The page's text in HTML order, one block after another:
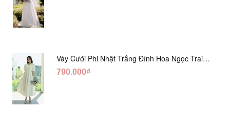
Váy Cưới Phi Nhật Trắng Đính Hoa Ngọc Trai
Lửng DC465
790.000₫